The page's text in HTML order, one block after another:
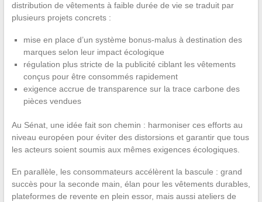
distribution de vêtements à faible durée de vie se traduit par
plusieurs projets concrets :
mise en place d’un système bonus-malus à destination des
marques selon leur impact écologique
régulation plus stricte de la publicité ciblant les vêtements
conçus pour être consommés rapidement
exigence accrue de transparence sur la trace carbone des
pièces vendues
Au Sénat, une idée fait son chemin : harmoniser ces efforts au
niveau européen pour éviter des distorsions et garantir que tous
les acteurs soient soumis aux mêmes exigences écologiques.
En parallèle, les consommateurs accélèrent la bascule : grand
succès pour la seconde main, élan pour les vêtements durables,
plateformes de revente en plein essor, mais aussi ateliers de